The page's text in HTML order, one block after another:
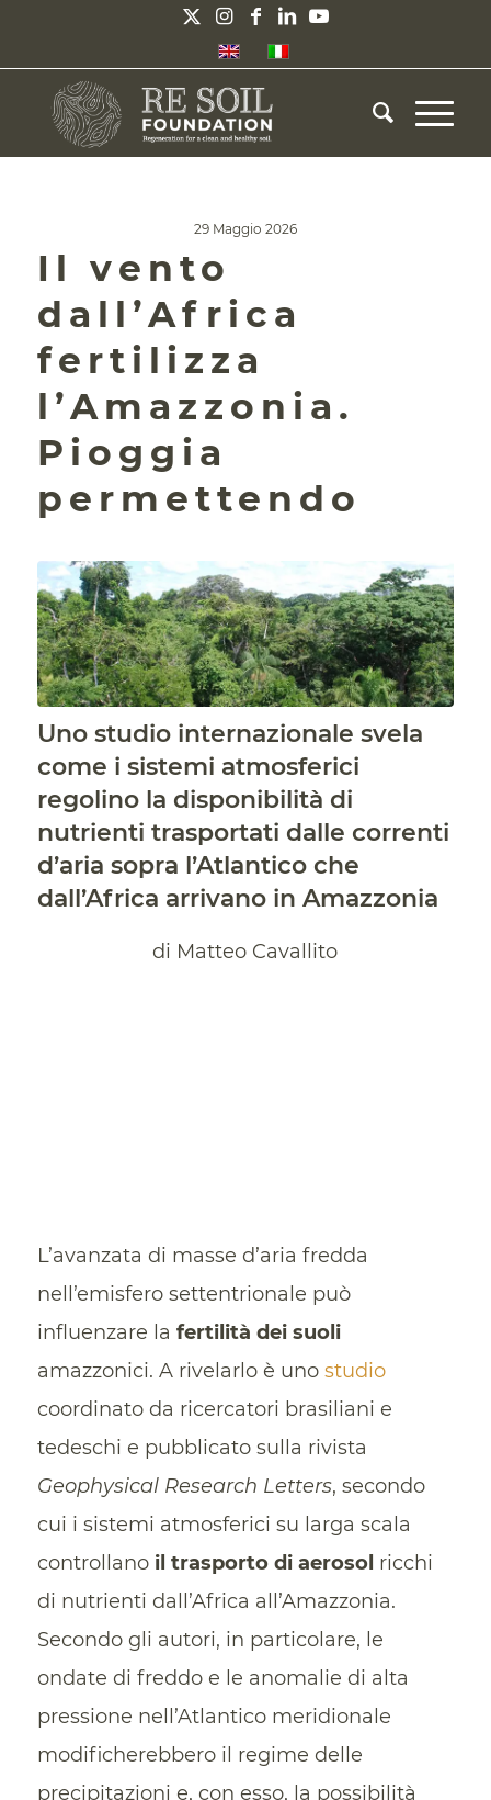
29 Maggio 2026
Il vento
dall’Africa
fertilizza
l’Amazzonia.
Pioggia
permettendo
Uno studio internazionale svela
come i sistemi atmosferici
regolino la disponibilità di
nutrienti trasportati dalle correnti
d’aria sopra l’Atlantico che
dall’Africa arrivano in Amazzonia
di Matteo Cavallito
L’avanzata di masse d’aria fredda
nell’emisfero settentrionale può
influenzare la fertilità dei suoli
amazzonici. A rivelarlo è uno studio
coordinato da ricercatori brasiliani e
tedeschi e pubblicato sulla rivista
Geophysical Research Letters, secondo
cui i sistemi atmosferici su larga scala
controllano il trasporto di aerosol ricchi
di nutrienti dall’Africa all’Amazzonia.
Secondo gli autori, in particolare, le
ondate di freddo e le anomalie di alta
pressione nell’Atlantico meridionale
modificherebbero il regime delle
precipitazioni e, con esso, la possibilità